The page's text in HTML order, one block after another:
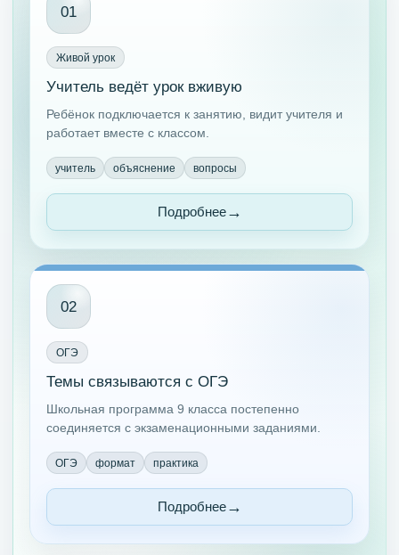
01
Живой урок
Учитель ведёт урок вживую
Ребёнок подключается к занятию, видит учителя и
работает вместе с классом.
учитель объяснение вопросы
Подробнее
02
ОГЭ
Темы связываются с ОГЭ
Школьная программа 9 класса постепенно
соединяется с экзаменационными заданиями.
ОГЭ формат практика
Подробнее